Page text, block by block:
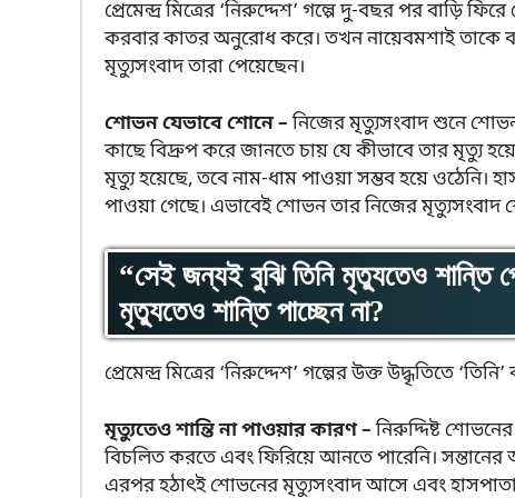
প্রেমেন্দ্র মিত্রের ‘নিরুদ্দেশ’ গল্পে দু-বছর পর বাড়ি
করবার কাতর অনুরোধ করে। তখন নায়েবমশাই তাকে
মৃত্যুসংবাদ তারা পেয়েছেন।
শোভন যেভাবে শোনে –নিজের মৃত্যুসংবাদ শুনে
কাছে বিদ্রুপ করে জানতে চায় যে কীভাবে তার মৃত্যু
মৃত্যু হয়েছে, তবে নাম-ধাম পাওয়া সম্ভব হয়ে ওঠেনি।
পাওয়া গেছে। এভাবেই শোভন তার নিজের মৃত্যুসংবাদ
“সেই জন্যই বুঝি তিনি মৃত্যুতেও শান্তি
মৃত্যুতেও শান্তি পাচ্ছেন না?
প্রেমেন্দ্র মিত্রের ‘নিরুদ্দেশ’ গল্পের উক্ত উদ্ধৃতিতে
মৃত্যুতেও শান্তি না পাওয়ার কারণ –নিরুদ্দিষ্ট
বিচলিত করতে এবং ফিরিয়ে আনতে পারেনি।
এরপর হঠাৎই শোভনের মৃত্যুসংবাদ আসে এবং